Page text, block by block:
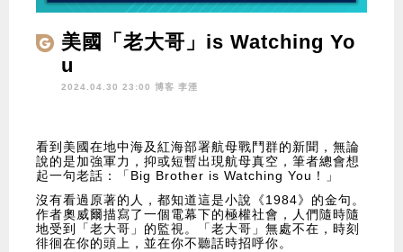
美國「老大哥」is Watching Yo
u
2024.04.30 23:00 博客 李湮
看到美國在地中海及紅海部署航母戰鬥群的新聞，無論
說的是加強軍力，抑或短暫出現航母真空，筆者總會想
起一句老話：「Big Brother is Watching You！」
沒有看過原著的人，都知道這是小說《1984》的金句。
作者奧威爾描寫了一個電幕下的極權社會，人們隨時隨
地受到「老大哥」的監視。「老大哥」無處不在，時刻
徘徊在你的頭上，並在你不聽話時招呼你。